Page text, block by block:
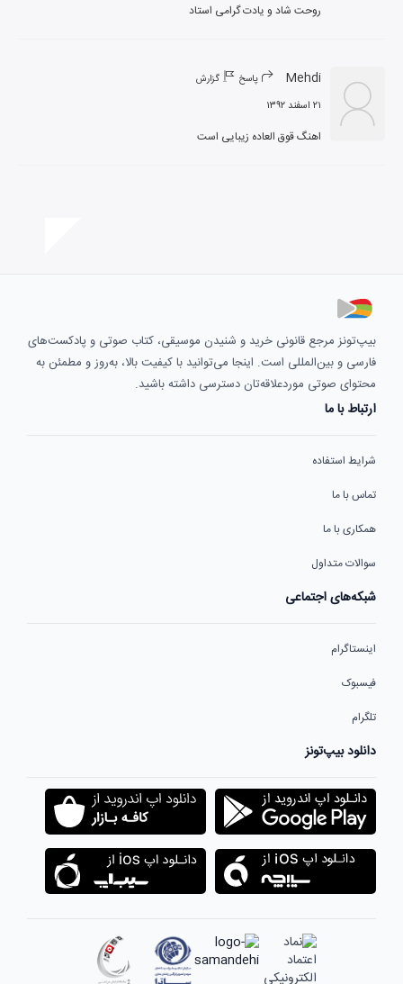
روحت شاد و یادت گرامی استاد
Mehdi پاسخ گزارش
۲۱ اسفند ۱۳۹۲
اهنگ قوق العاده زیبایی است
بیپ‌تونز مرجع قانونی خرید و شنیدن موسیقی، کتاب صوتی و پادکست‌های
فارسی و بین‌المللی است. اینجا می‌توانید با کیفیت بالا، به‌روز و مطمئن به
محتوای صوتی موردعلاقه‌تان دسترسی داشته باشید.
ارتباط با ما
شرایط استفاده
تماس با ما
همکاری با ما
سوالات متداول
شبکه‌های اجتماعی
اینستاگرام
فیسبوک
تلگرام
دانلود بیپ‌تونز